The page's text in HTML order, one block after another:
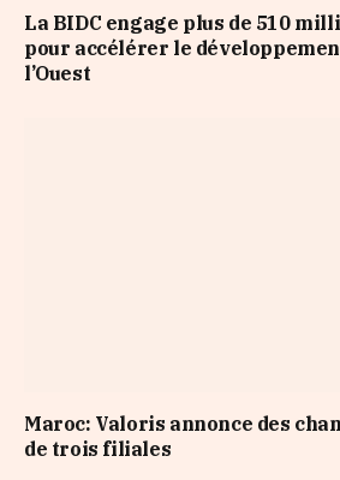
La BIDC engage plus de 510
pour accélérer le
l’Ouest
Maroc: Valoris annonce des
de trois filiales